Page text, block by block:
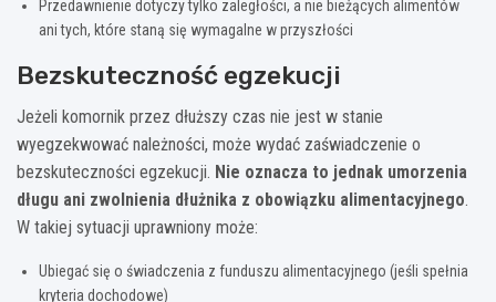
Przedawnienie dotyczy tylko zaległości, a nie bieżących alimentów
ani tych, które staną się wymagalne w przyszłości
Bezskuteczność egzekucji
Jeżeli komornik przez dłuższy czas nie jest w stanie
wyegzekwować należności, może wydać zaświadczenie o
bezskuteczności egzekucji. Nie oznacza to jednak umorzenia
długu ani zwolnienia dłużnika z obowiązku alimentacyjnego.
W takiej sytuacji uprawniony może:
Ubiegać się o świadczenia z funduszu alimentacyjnego (jeśli spełnia
kryteria dochodowe)